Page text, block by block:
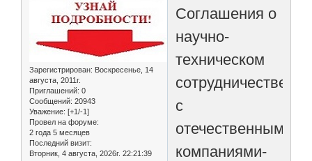
Зарегистрирован: Воскресенье, 14
августа, 2011г.
Приглашений: 0
Сообщений: 20943
Уважение: [+1/-1]
Провел на форуме:
2 года 5 месяцев
Последний визит:
Вторник, 4 августа, 2026г. 22:21:39
Соглашения о
научно-
техническом
сотрудничестве
с
отечественными
компаниями-